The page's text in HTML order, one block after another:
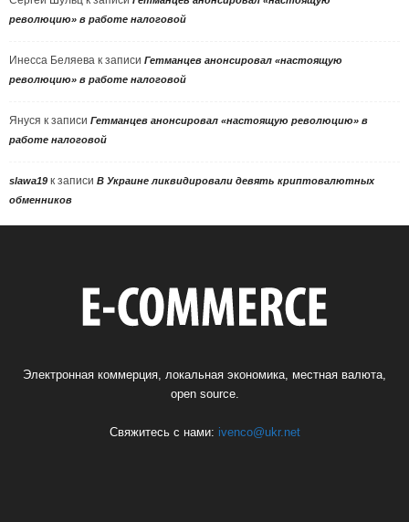
революцию» в работе налоговой
Инесса Беляева к записи Гетманцев анонсировал «настоящую
революцию» в работе налоговой
Януся к записи Гетманцев анонсировал «настоящую революцию» в
работе налоговой
slawa19 к записи В Украине ликвидировали девять криптовалютных
обменников
Электронная коммерция, локальная экономика, местная валюта,
open source.
Свяжитесь с нами: ivenco@ukr.net